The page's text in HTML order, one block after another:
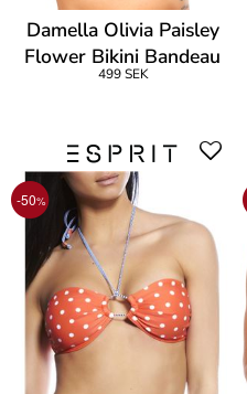
Damella Olivia Paisley
Flower Bikini Bandeau
499 SEK
-50%